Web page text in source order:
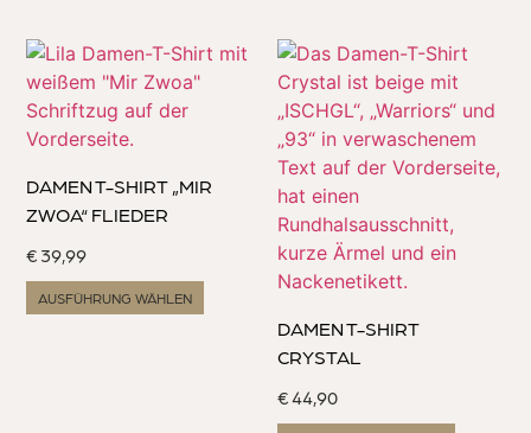
DAMEN T-SHIRT „MIR
ZWOA“ FLIEDER
€ 39,99
AUSFÜHRUNG WÄHLEN
DAMEN T-SHIRT
CRYSTAL
€44,90